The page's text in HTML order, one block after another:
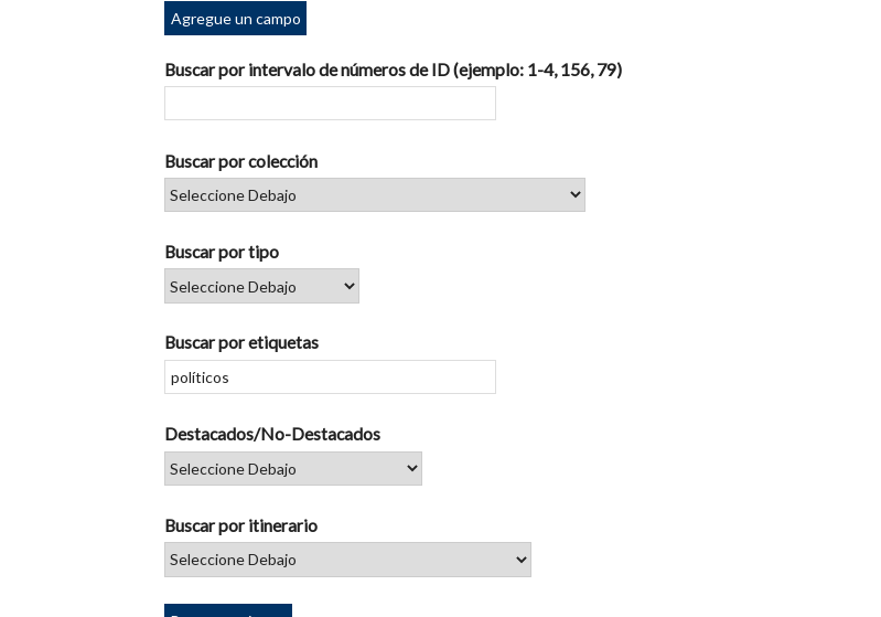
Agregue un campo
Buscar por intervalo de números de ID (ejemplo: 1-4, 156, 79)
Buscar por colección
Buscar por tipo
Buscar por etiquetas
Destacados/No-Destacados
Buscar por itinerario